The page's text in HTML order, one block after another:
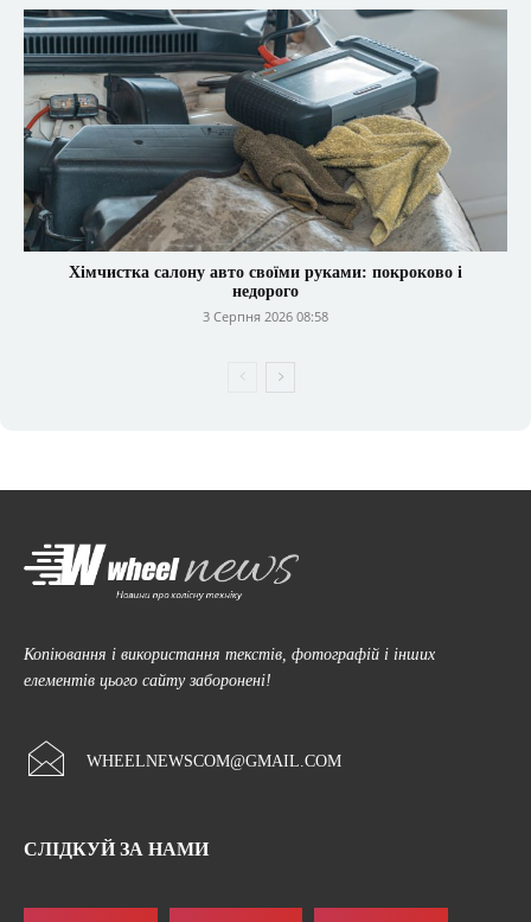
Хімчистка салону авто своїми руками: покроково і
недорого
3 Серпня 2026 08:58
Копіювання і використання текстів, фотографій і інших
елементів цього сайту заборонені!
WHEELNEWSCOM@GMAIL.COM
СЛІДКУЙ ЗА НАМИ